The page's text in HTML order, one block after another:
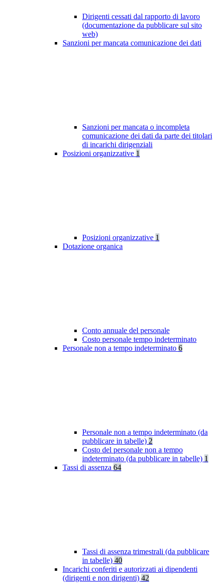
Dirigenti cessati dal rapporto di lavoro
(documentazione da pubblicare sul sito
web)
Sanzioni per mancata comunicazione dei dati
Sanzioni per mancata o incompleta
comunicazione dei dati da parte dei titolari
di incarichi dirigenziali
Posizioni organizzative 1
Posizioni organizzative 1
Dotazione organica
Conto annuale del personale
Costo personale tempo indeterminato
Personale non a tempo indeterminato 6
Personale non a tempo indeterminato (da
pubblicare in tabelle) 2
Costo del personale non a tempo
indeterminato (da pubblicare in tabelle) 1
Tassi di assenza 64
Tassi di assenza trimestrali (da pubblicare
in tabelle) 40
Incarichi conferiti e autorizzati ai dipendenti
(dirigenti e non dirigenti) 42